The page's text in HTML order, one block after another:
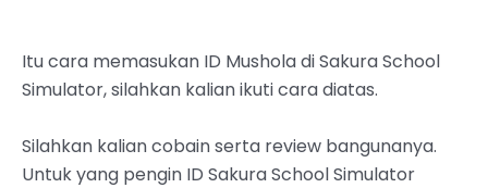
Itu cara memasukan ID Mushola di Sakura School
Simulator, silahkan kalian ikuti cara diatas.
Silahkan kalian cobain serta review bangunanya.
Untuk yang pengin ID Sakura School Simulator